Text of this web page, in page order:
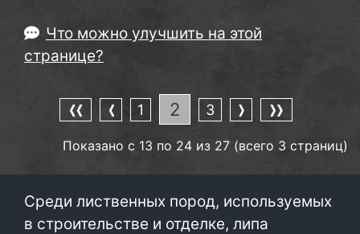
Что можно улучшить на этой
странице?
1 2 3
Показано с 13 по 24 из 27 (всего 3 страниц)
Среди лиственных пород, используемых
в строительстве и отделке, липа